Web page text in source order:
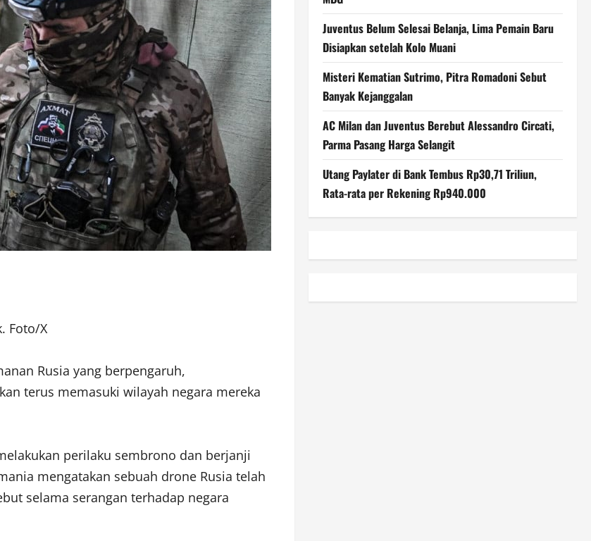
Foto/X
Rusia yang berpengaruh,
terus memasuki wilayah negara mereka
perilaku sembrono dan berjanji
mengatakan sebuah drone Rusia telah
selama serangan terhadap negara
Juventus Belum Selesai Belanja, Lima Pemain Baru
Disiapkan setelah Kolo Muani
Misteri Kematian Sutrimo, Pitra Romadoni Sebut
Banyak Kejanggalan
AC Milan dan Juventus Berebut Alessandro Circati,
Parma Pasang Harga Selangit
Utang Paylater di Bank Tembus Rp30,71 Triliun,
Rata-rata per Rekening Rp940.000